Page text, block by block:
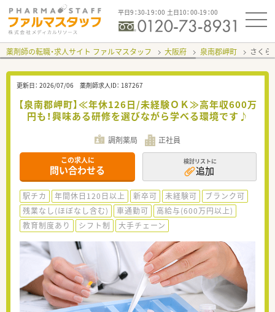
平日9：30-19：00 土日10：00-19：00
薬剤師の転職・求人サイト ファルマスタッフ 大阪府 泉南郡岬町 さく
更新日： 2026/07/06 薬剤師求人ID： 187267
【泉南郡岬町】≪年休126日/未経験ＯＫ≫高年収600万
円も！興味ある研修を選びながら学べる環境です♪
調剤薬局 正社員
この求人に
問い合わせる
検討リストに
追加
駅チカ 年間休日120日以上 新卒可 未経験可
ブランク可
残業なし(ほぼなし含む)
車通勤可
高給与(600万円以上)
教育制度あり
シフト制 大手チェーン